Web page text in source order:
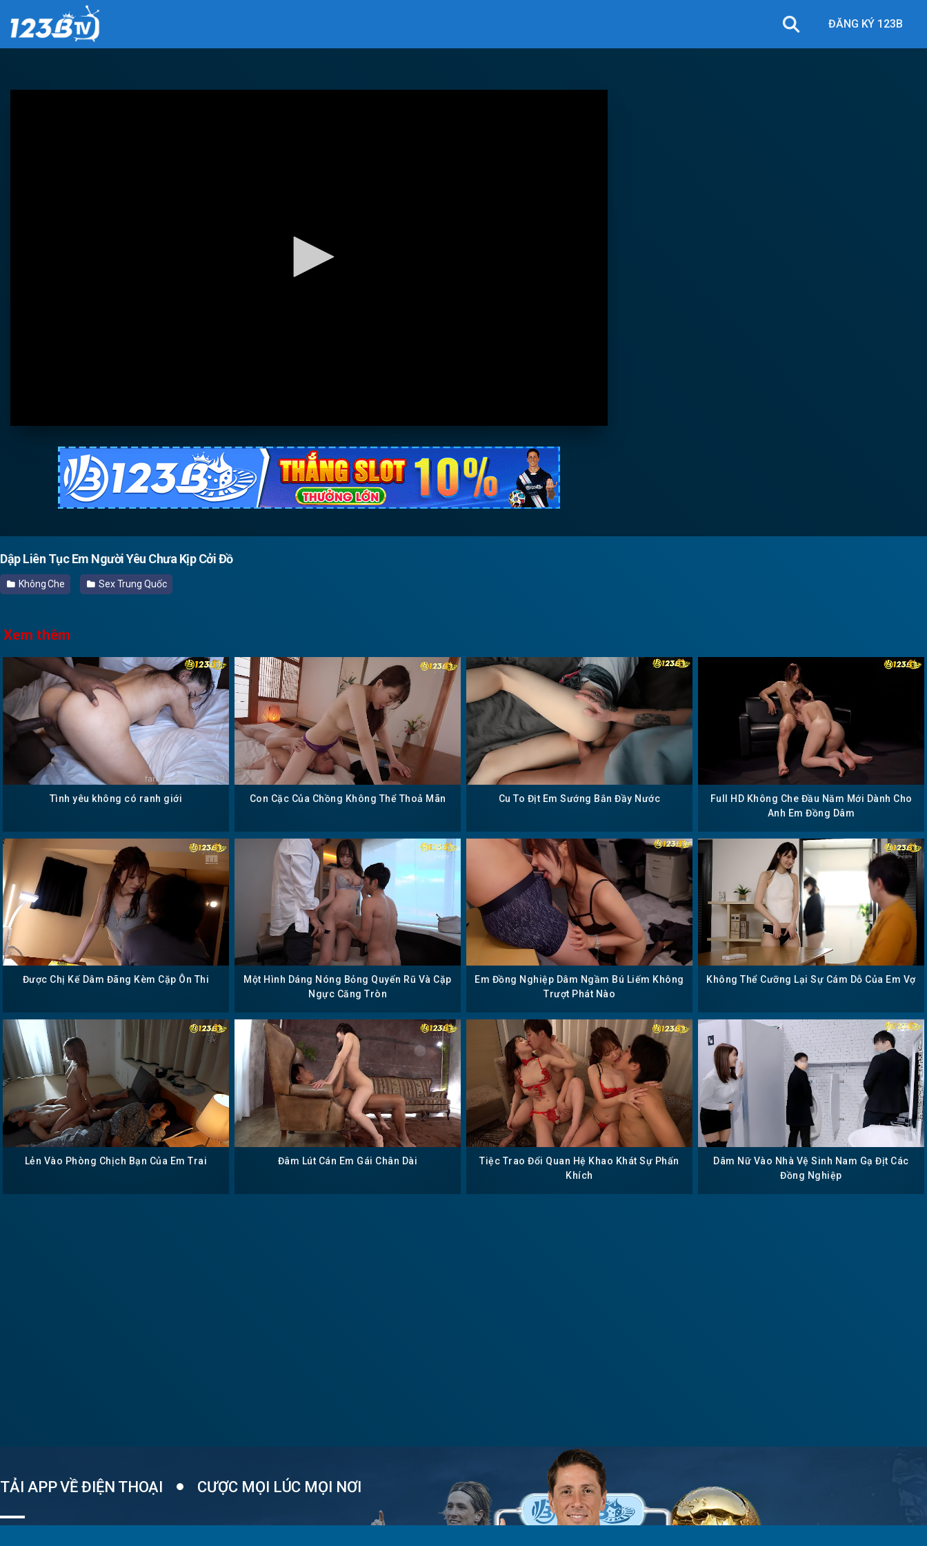
ĐĂNG KÝ 123B
Dập Liên Tục Em Người Yêu Chưa Kịp Cởi Đồ
Không Che Sex Trung Quốc
Xem thêm
Tình yêu không có ranh giới Con Cặc Của Chồng Không Thể Thoả Mãn Cu To Địt Em Sướng Bắn Đầy Nước
Full HD Không Che Đầu Năm Mới Dành Cho
Anh Em Đồng Dâm
Được Chị Kế Dâm Đãng Kèm Cặp Ôn Thi
Một Hình Dáng Nóng Bỏng Quyến Rũ Và Cặp
Ngực Căng Tròn
Em Đồng Nghiệp Dâm Ngầm Bú Liếm Không
Trượt Phát Nào
Không Thể Cưỡng Lại Sự Cám Dỗ Của Em Vợ
Lẻn Vào Phòng Chịch Bạn Của Em Trai Đâm Lút Cán Em Gái Chân Dài
Tiệc Trao Đổi Quan Hệ Khao Khát Sự Phấn
Khích
Dâm Nữ Vào Nhà Vệ Sinh Nam Gạ Địt Các
Đồng Nghiệp
TẢI APP VỀ ĐIỆN THOẠI CƯỢC MỌI LÚC MỌI NƠI